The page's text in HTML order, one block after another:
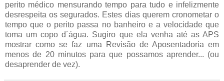
perito médico mensurando tempo para tudo e infelizmente
desrespeita os segurados. Estes dias querem cronometar o
tempo que o perito passa no banheiro e a velocidade que
toma um copo d´água. Sugiro que ela venha até as APS
mostrar como se faz uma Revisão de Aposentadoria em
menos de 20 minutos para que possamos aprender... (ou
desaprender de vez).